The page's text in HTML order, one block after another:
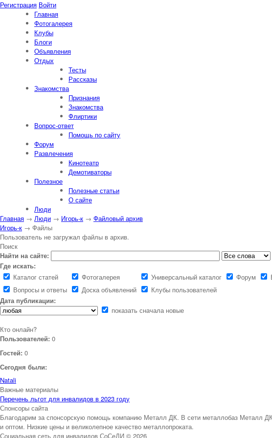
Регистрация Войти
Главная
Фотогалерея
Клубы
Блоги
Объявления
Отдых
Тесты
Рассказы
Знакомства
Признания
Знакомства
Флиртики
Вопрос-ответ
Помощь по сайту
Форум
Развлечения
Кинотеатр
Демотиваторы
Полезное
Полезные статьи
О сайте
Люди
Главная → Люди → Игорь-к → Файловый архив
Игорь-к → Файлы
Пользователь не загружал файлы в архив.
Поиск
Найти на сайте:
Где искать:
Каталог статей
Фотогалерея Универсальный каталог Форум
Вопросы и ответы
Доска объявлений
Клубы пользователей
Дата публикации:
показать сначала новые
Кто онлайн?
Пользователей: 0
Гостей: 0
Сегодня были:
Natali
Важные материалы
Перечень льгот для инвалидов в 2023 году
Спонсоры сайта
Благодарим за спонсорскую помощь компанию Металл ДК. В сети металлобаз Металл
и оптом. Низкие цены и великолепное качество металлопроката.
Социальная сеть для инвалидов СоСеДИ © 2026